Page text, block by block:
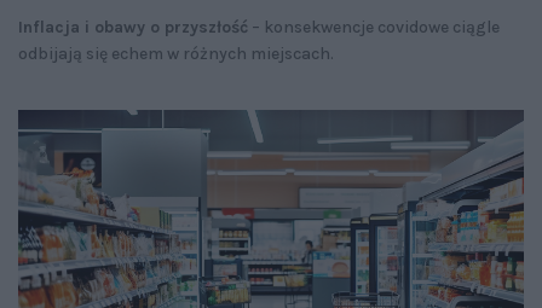
Inflacja i obawy o przyszłość – konsekwencje covidowe ciągle
odbijają się echem w różnych miejscach.